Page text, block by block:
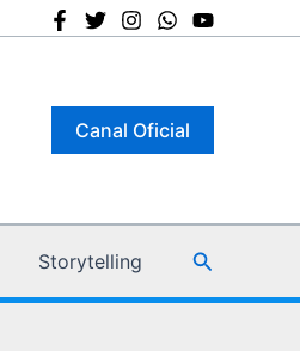
Canal Oficial
Storytelling Buscar